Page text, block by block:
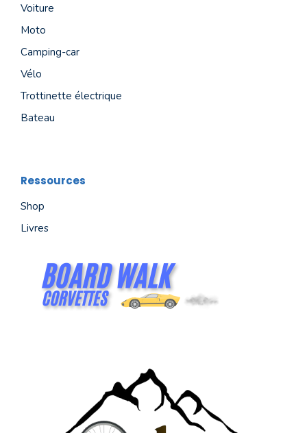
Voiture
Moto
Camping-car
Vélo
Trottinette électrique
Bateau
Ressources
Shop
Livres